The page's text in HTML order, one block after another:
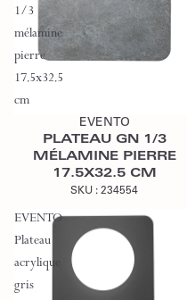
1/3
mélamine
pierre
17.5x32.5
cm
EVENTO
PLATEAU GN 1/3
MÉLAMINE PIERRE
17.5X32.5 CM
SKU : 234554
EVENTO
Plateau
acrylique
gris